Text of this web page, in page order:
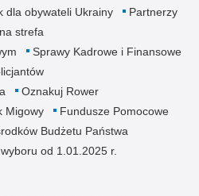
dla obywateli Ukrainy
Partnerzy
strefa
Sprawy Kadrowe i Finansowe
Oznakuj Rower
Migowy
Fundusze Pomocowe
Budżetu Państwa
od 1.01.2025 r.